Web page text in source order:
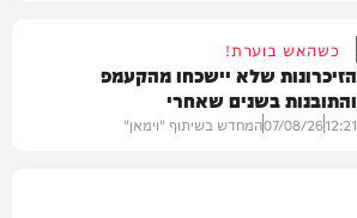
כשהאש בוערת!
הזיכרונות שלא יישכחו מהקעמפ
והתובנות בשנים שאחרי
12:21
07/08/26המחדש בשיתוף "וימאן"